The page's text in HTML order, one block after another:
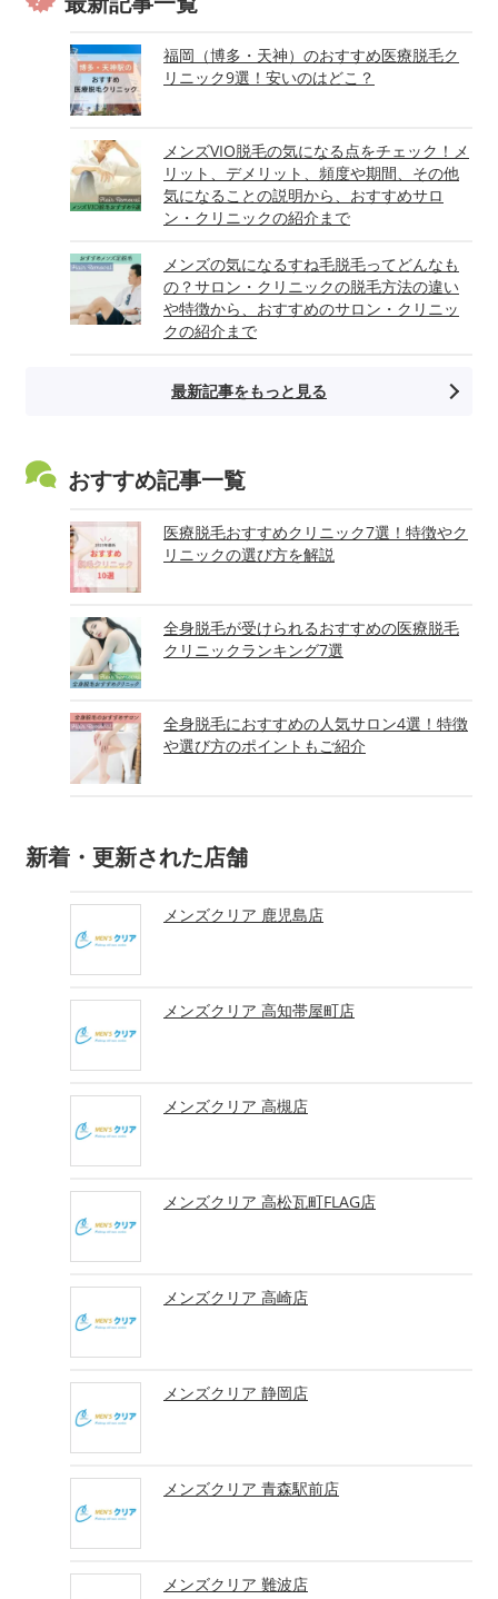
福岡（博多・天神）のおすすめ医療脱毛ク
リニック9選！安いのはどこ？
メンズVIO脱毛の気になる点をチェック！メ
リット、デメリット、頻度や期間、その他
気になることの説明から、おすすめサロ
ン・クリニックの紹介まで
メンズの気になるすね毛脱毛ってどんなも
の？サロン・クリニックの脱毛方法の違い
や特徴から、おすすめのサロン・クリニッ
クの紹介まで
最新記事をもっと見る
おすすめ記事一覧
医療脱毛おすすめクリニック7選！特徴やク
リニックの選び方を解説
全身脱毛が受けられるおすすめの医療脱毛
クリニックランキング7選
全身脱毛におすすめの人気サロン4選！特徴
や選び方のポイントもご紹介
新着・更新された店舗
メンズクリア 鹿児島店
メンズクリア 高知帯屋町店
メンズクリア 高槻店
メンズクリア 高松瓦町FLAG店
メンズクリア 高崎店
メンズクリア 静岡店
メンズクリア 青森駅前店
メンズクリア 難波店